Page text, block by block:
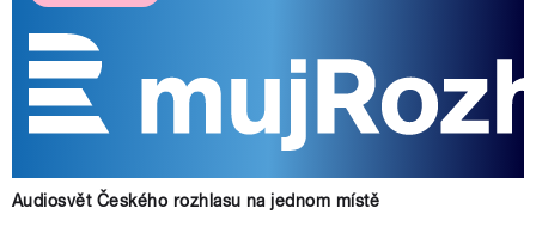
Audiosvět Českého rozhlasu na jednom místě